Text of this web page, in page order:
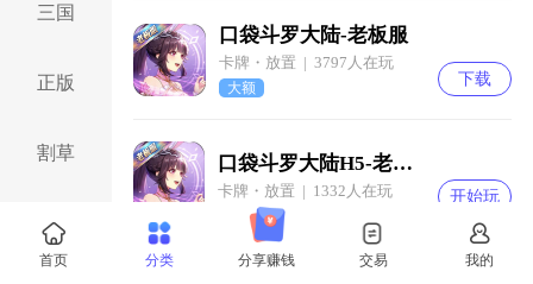
三国
正版
割草
仙侠
口袋斗罗大陆-老板服
卡牌・放置 | 3797人在玩
大额
下载
口袋斗罗大陆H5-老板服
卡牌・放置 | 1332人在玩 开始玩
0.05
首页 分类 分享赚钱 交易 我的